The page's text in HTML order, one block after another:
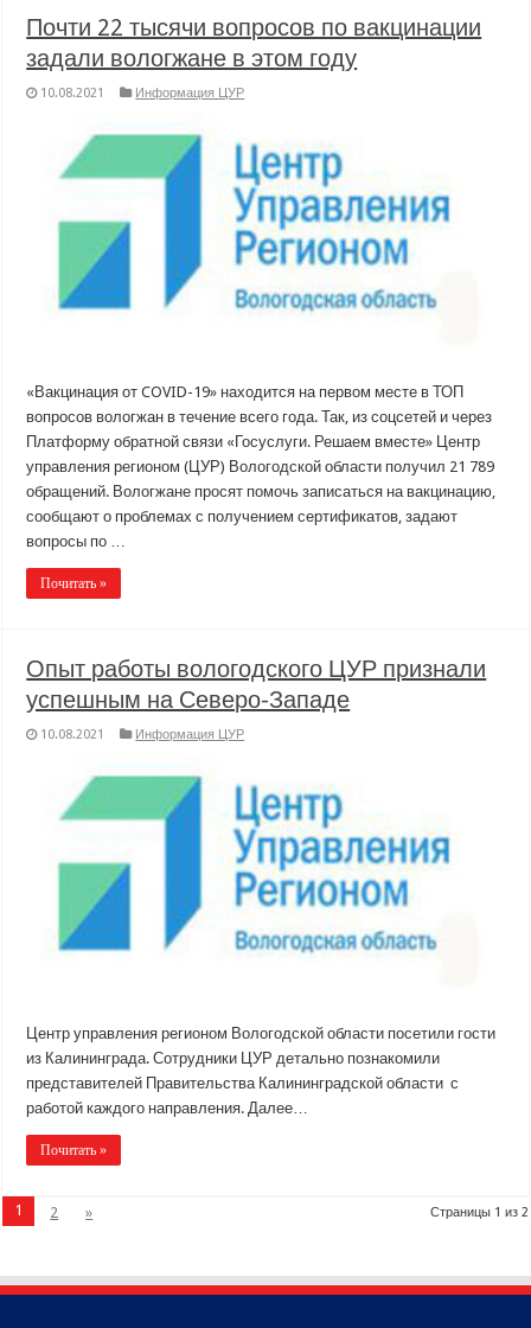
Почти 22 тысячи вопросов по вакцинации
задали вологжане в этом году
10.08.2021 Информация ЦУР
«Вакцинация от COVID-19» находится на первом месте в ТОП
вопросов вологжан в течение всего года. Так, из соцсетей и через
Платформу обратной связи «Госуслуги. Решаем вместе» Центр
управления регионом (ЦУР) Вологодской области получил 21 789
обращений. Вологжане просят помочь записаться на вакцинацию,
сообщают о проблемах с получением сертификатов, задают
вопросы по …
Почитать »
Опыт работы вологодского ЦУР признали
успешным на Северо-Западе
10.08.2021 Информация ЦУР
Центр управления регионом Вологодской области посетили гости
из Калининграда. Сотрудники ЦУР детально познакомили
представителей Правительства Калининградской области с
работой каждого направления. Далее…
Почитать »
Страницы 1 из 2
1 2 »